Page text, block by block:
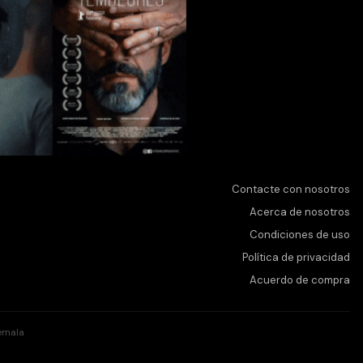
Contacte con nosotros
Acerca de nosotros
Condiciones de uso
Política de privacidad
Acuerdo de compra